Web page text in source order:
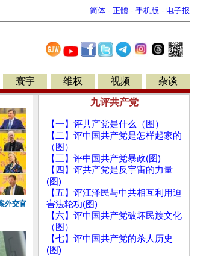
简体 - 正體 - 手机版 - 电子报
寰宇 维权 视频 杂谈
外交官
九评共产党
【一】评共产党是什么（图）
【二】评中国共产党是怎样起家的
（图）
【三】评中国共产党暴政(图)
【四】评共产党是反宇宙的力量
(图)
【五】评江泽民与中共相互利用迫
害法轮功(图)
【六】评中国共产党破坏民族文化
（图）
【七】评中国共产党的杀人历史
(图)